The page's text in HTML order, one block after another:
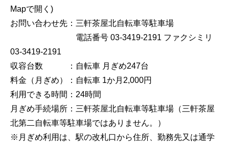
Mapで開く)
お問い合わせ先：三軒茶屋北自転車等駐車場
電話番号 03-3419-2191 ファクシミリ
03-3419-2191
収容台数 ：自転車 月ぎめ247台
料金（月ぎめ）：自転車 1か月2,000円
利用できる時間：24時間
月ぎめ手続場所：三軒茶屋北自転車等駐車場（三軒茶屋
北第二自転車等駐車場ではありません。）
※月ぎめ利用は、駅の改札口から住所、勤務先又は通学